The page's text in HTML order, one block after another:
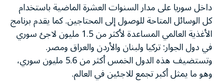
داخل سوريا على مدار السنوات العشرة الماضية باستخدام
كل الوسائل المتاحة للوصول إلى المحتاجين. كما يقدم برنامج
الأغذية العالمي المساعدة لأكثر من 1.5 مليون لاجئ سوري
في دول الجوار: تركيا ولبنان والأردن والعراق ومصر.
وتستضيف هذه الدول الخمس أكثر من 5.6 مليون سوري،
وهو ما يمثل أكبر تجمع للاجئين في العالم.